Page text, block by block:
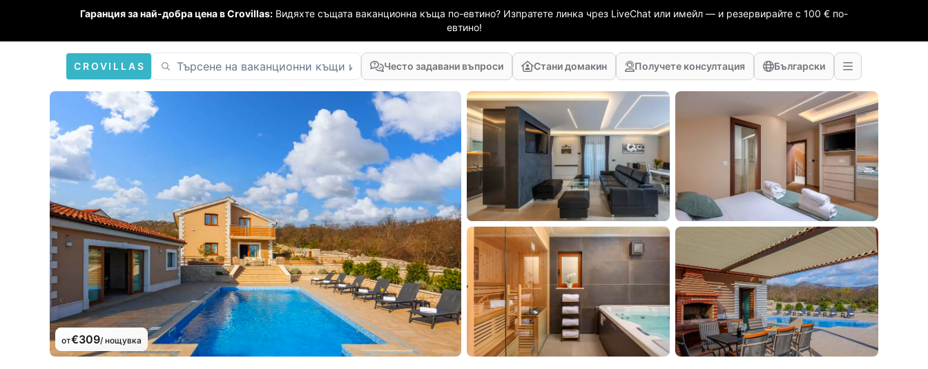
Гаранция за най-добра цена в Crovillas: Видяхте същата ваканционна къща по-евтино? Изпратете линка чрез LiveChat или имейл — и резервирайте с 100 € по-
евтино!
CROVILLAS Често задавани въпроси Стани домакин Получете консултация Български
от€309/ нощувка